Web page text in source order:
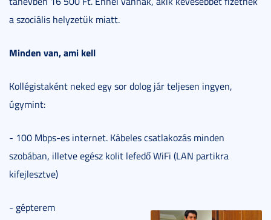
a szociális helyzetük miatt.
Minden van, ami kell
Kollégistaként neked egy sor dolog jár teljesen ingyen,
úgymint:
- 100 Mbps-es internet. Kábeles csatlakozás minden
szobában, illetve egész kolit lefedő WiFi (LAN partikra
kifejlesztve)
- gépterem